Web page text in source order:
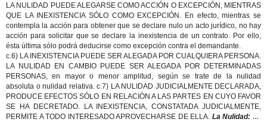
LA NULIDAD PUEDE ALEGARSE COMO ACCIÓN O EXCEPCIÓN, MIENTRAS
QUE LA INEXISTENCIA SÓLO COMO EXCEPCIÓN. En efecto, mientras se
contempla la acción para obtener que se declare nulo un acto jurídico, no hay
acción para solicitar que se declare la inexistencia de un contrato. Por ello,
ésta última sólo podrá deducirse como excepción contra el demandante.
c.6) LA INEXISTENCIA PUEDE SER ALEGADA POR CUALQUIERA PERSONA.
LA NULIDAD EN CAMBIO PUEDE SER ALEGADA POR DETERMINADAS
PERSONAS, en mayor o menor amplitud, según se trate de la nulidad
absoluta o nulidad relativa. c.7) LA NULIDAD JUDICIALMENTE DECLARADA,
PRODUCE EFECTOS SÓLO EN RELACIÓN A LAS PARTES EN CUYO FAVOR
SE HA DECRETADO. LA INEXISTENCIA, CONSTATADA JUDICIALMENTE,
PERMITE A TODO INTERESADO APROVECHARSE DE ELLA. La Nulidad: Es